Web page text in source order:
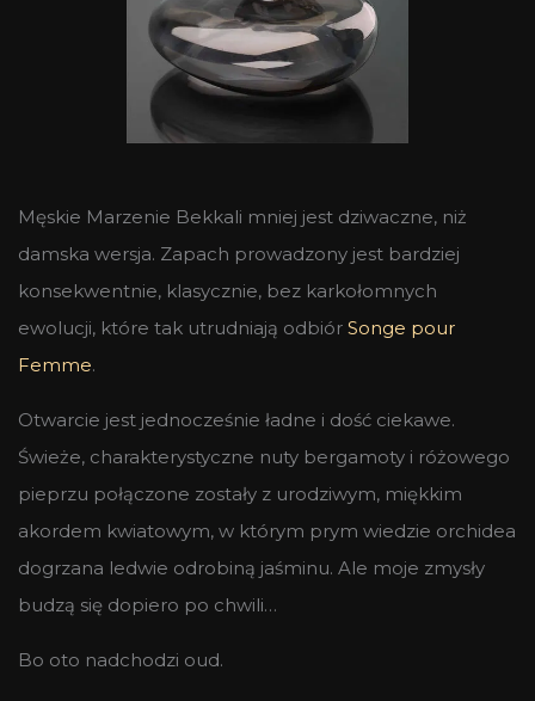
Męskie Marzenie Bekkali mniej jest dziwaczne, niż
damska wersja. Zapach prowadzony jest bardziej
konsekwentnie, klasycznie, bez karkołomnych
ewolucji, które tak utrudniają odbiór Songe pour
Femme.
Otwarcie jest jednocześnie ładne i dość ciekawe.
Świeże, charakterystyczne nuty bergamoty i różowego
pieprzu połączone zostały z urodziwym, miękkim
akordem kwiatowym, w którym prym wiedzie orchidea
dogrzana ledwie odrobiną jaśminu. Ale moje zmysły
budzą się dopiero po chwili…
Bo oto nadchodzi oud.